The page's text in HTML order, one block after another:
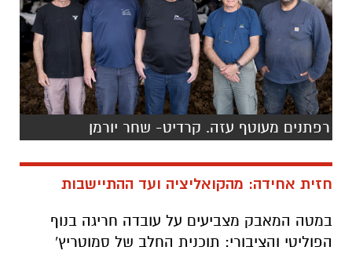
רפתנים מעוטף עזה. קרדיט- שחר יורמן
חזית אחידה: מהקואליציה ועד ההתיישבות
במטה המאבק מצביעים על עובדה חריגה בנוף
הפוליטי והציבורי: תוכנית החלב של סמוטריץ'